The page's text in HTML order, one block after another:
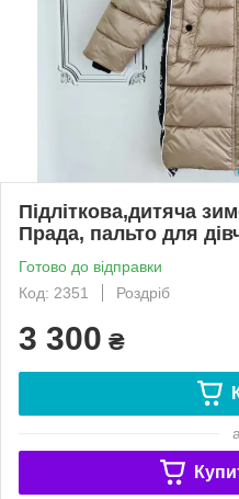
Підліткова,дитяча
Прада, пальто для
Готово до відправки
Код: 2351
Роздріб
3 300 ₴